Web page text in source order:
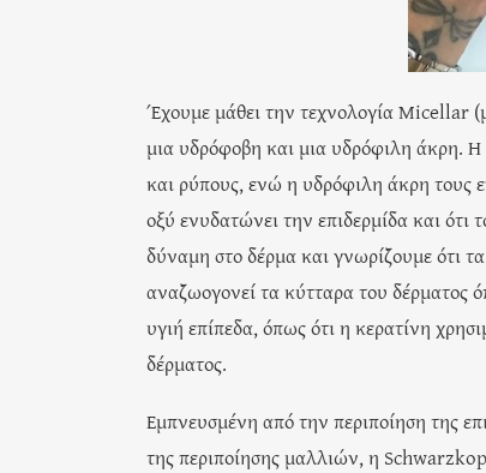
Έχουμε μάθει την τεχνολογία Micellar
μια υδρόφοβη και μια υδρόφιλη άκρη.
και ρύπους, ενώ η υδρόφιλη άκρη τους
οξύ ενυδατώνει την επιδερμίδα και ότι
δύναμη στο δέρμα και γνωρίζουμε ότι
αναζωογονεί τα κύτταρα του δέρματος
υγιή επίπεδα, όπως ότι η κερατίνη
δέρματος.
Εμπνευσμένη από την περιποίηση της
της περιποίησης μαλλιών, η